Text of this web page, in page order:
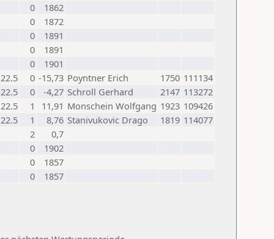
0
1862
0
1872
0
1891
0
1891
0
1901
22.5
0 -15,73 Poyntner Erich 1750 111134
22.5
0 -4,27 Schroll Gerhard 2147 113272
22.5
1 11,91 Monschein Wolfgang 1923 109426
22.5
1 8,76 Stanivukovic Drago 1819 114077
2
0,7
0
1902
0
1857
0
1857